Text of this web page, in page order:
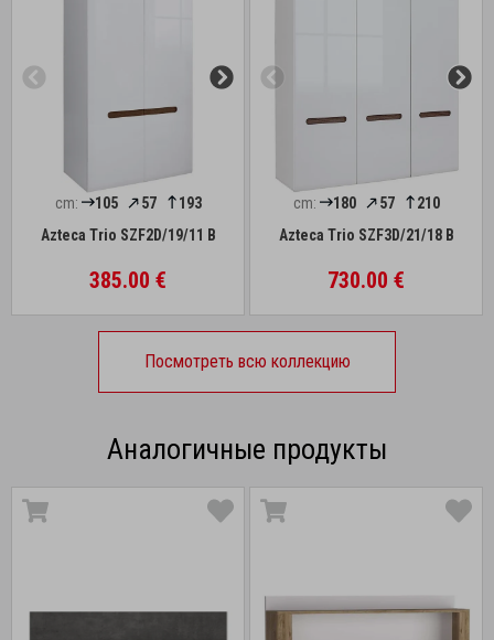
cm: 105 57
193
Azteca Trio SZF2D/19/11 B
385.00 €
cm: 180 57
210
Azteca Trio SZF3D/21/18 B
730.00 €
Посмотреть всю коллекцию
Аналогичные продукты